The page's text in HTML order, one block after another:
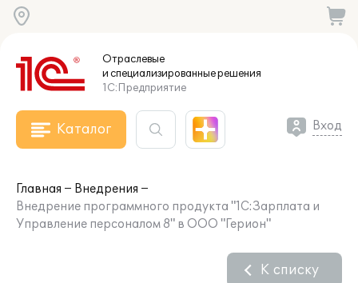
Отраслевые
и специализированныерешения
1С:Предприятие
Каталог Вход
Главная
Внедрения
Внедрение программного продукта "1С:Зарплата и
Управление персоналом 8" в ООО "Герион"
К списку